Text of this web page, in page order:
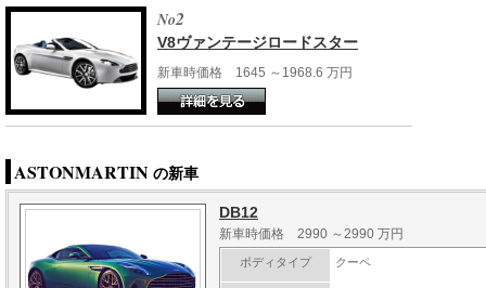
No2
V8ヴァンテージロードスター
新車時価格 1645 ～1968.6 万円
ASTONMARTIN の新車
DB12
新車時価格 2990 ～2990 万円
ボディタイプ クーペ